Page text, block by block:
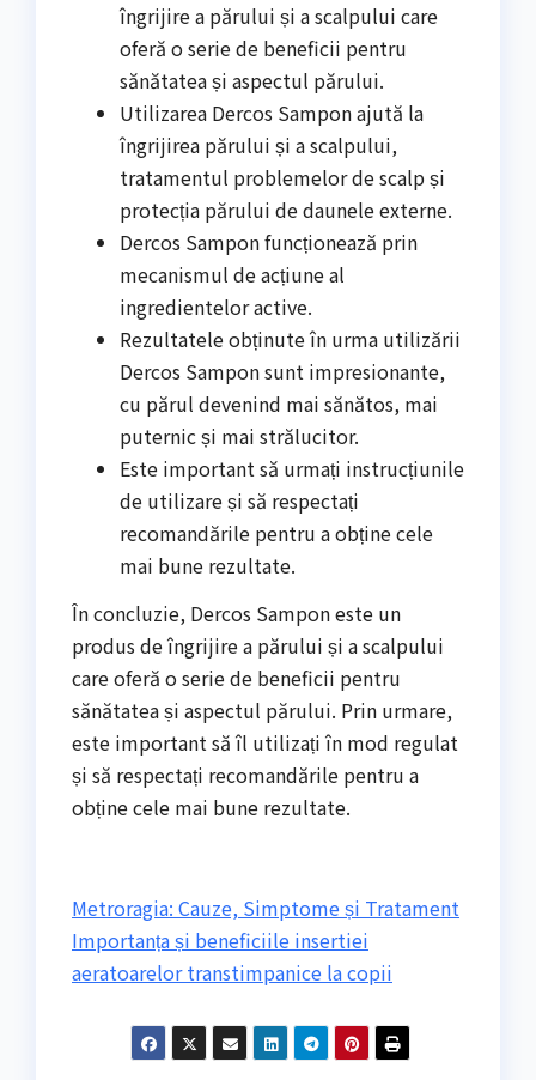
îngrijire a părului și a scalpului care
oferă o serie de beneficii pentru
sănătatea și aspectul părului.
Utilizarea Dercos Sampon ajută la
îngrijirea părului și a scalpului,
tratamentul problemelor de scalp și
protecția părului de daunele externe.
Dercos Sampon funcționează prin
mecanismul de acțiune al
ingredientelor active.
Rezultatele obținute în urma utilizării
Dercos Sampon sunt impresionante,
cu părul devenind mai sănătos, mai
puternic și mai strălucitor.
Este important să urmați instrucțiunile
de utilizare și să respectați
recomandările pentru a obține cele
mai bune rezultate.
În concluzie, Dercos Sampon este un
produs de îngrijire a părului și a scalpului
care oferă o serie de beneficii pentru
sănătatea și aspectul părului. Prin urmare,
este important să îl utilizați în mod regulat
și să respectați recomandările pentru a
obține cele mai bune rezultate.
Metroragia: Cauze, Simptome și Tratament
Importanța și beneficiile insertiei
aeratoarelor transtimpanice la copii